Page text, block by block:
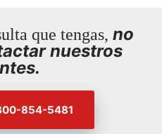
que tengas, no
nuestros
854-5481